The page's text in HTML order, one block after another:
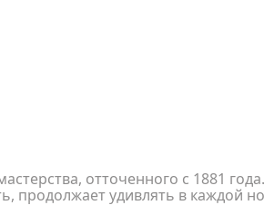
отточенного с 1881
продолжает удивлять в каждой